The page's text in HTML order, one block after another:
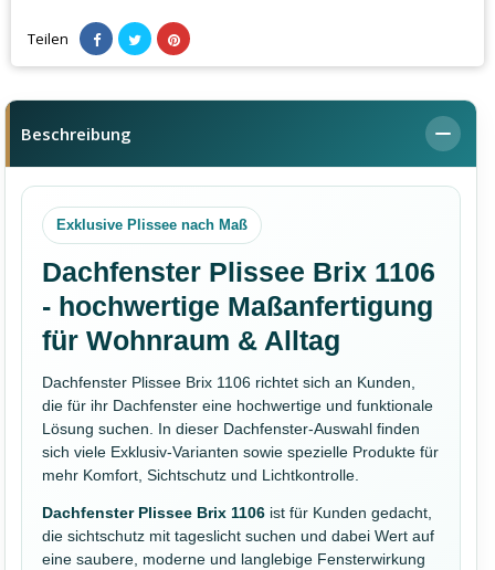
Teilen
Beschreibung
Exklusive Plissee nach Maß
Dachfenster Plissee Brix 1106
- hochwertige Maßanfertigung
für Wohnraum & Alltag
Dachfenster Plissee Brix 1106 richtet sich an Kunden,
die für ihr Dachfenster eine hochwertige und funktionale
Lösung suchen. In dieser Dachfenster-Auswahl finden
sich viele Exklusiv-Varianten sowie spezielle Produkte für
mehr Komfort, Sichtschutz und Lichtkontrolle.
Dachfenster Plissee Brix 1106 ist für Kunden gedacht,
die sichtschutz mit tageslicht suchen und dabei Wert auf
eine saubere, moderne und langlebige Fensterwirkung